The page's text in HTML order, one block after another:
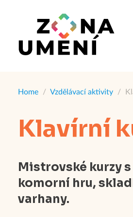
Home / Vzdělávací aktivity /
Klavírní
Mistrovské kurzy
komorní hru,
varhany.